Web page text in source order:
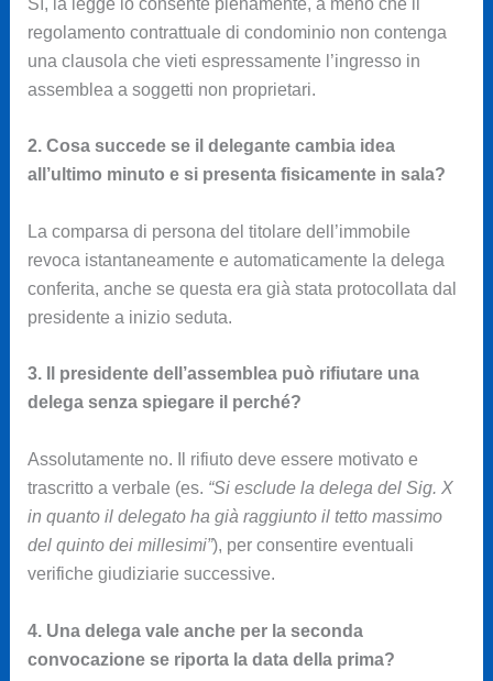
regolamento contrattuale di condominio non contenga
una clausola che vieti espressamente l’ingresso in
assemblea a soggetti non proprietari.
2. Cosa succede se il delegante cambia idea
all’ultimo minuto e si presenta fisicamente in sala?
La comparsa di persona del titolare dell’immobile
revoca istantaneamente e automaticamente la delega
conferita, anche se questa era già stata protocollata dal
presidente a inizio seduta.
3. Il presidente dell’assemblea può rifiutare una
delega senza spiegare il perché?
Assolutamente no. Il rifiuto deve essere motivato e
trascritto a verbale (es. “Si esclude la delega del Sig. X
in quanto il delegato ha già raggiunto il tetto massimo
del quinto dei millesimi”), per consentire eventuali
verifiche giudiziarie successive.
4. Una delega vale anche per la seconda
convocazione se riporta la data della prima?